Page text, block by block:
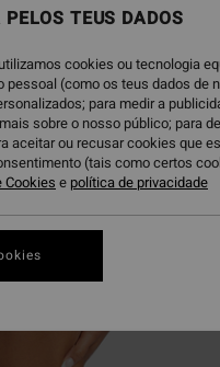
TEUS DADOS
cookies ou tecnologia
(como os teus dados de
para medir a
sobre o nosso público; para
aceitar ou recusar cookies que
(tais como certos
Cookies e política de privacidade